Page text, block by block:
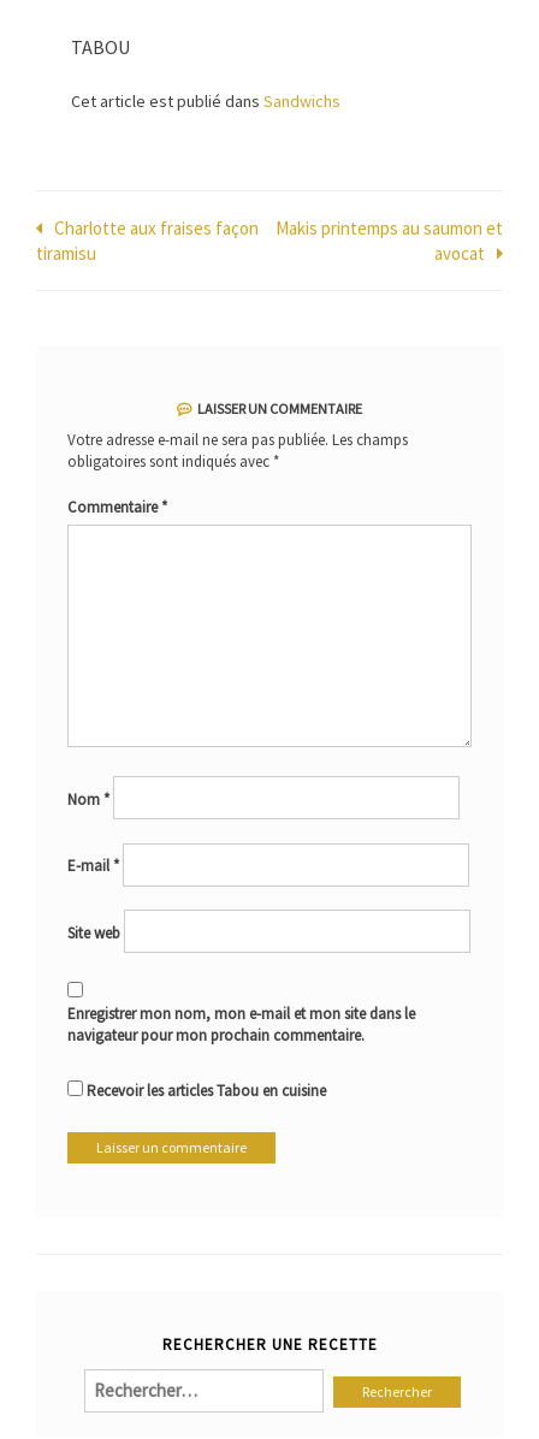
TABOU
Cet article est publié dans Sandwichs
Navigation
de
Charlotte aux fraises façon
tiramisu
Makis printemps au saumon et
avocat
LAISSER UN COMMENTAIRE
Votre adresse e-mail ne sera pas publiée. Les champs
obligatoires sont indiqués avec *
Commentaire*
Nom*
E-mail*
Site web
Enregistrer mon nom, mon e-mail et mon site dans le
navigateur pour mon prochain commentaire.
Recevoir les articles Tabou en cuisine
RECHERCHER UNE RECETTE
Rechercher :